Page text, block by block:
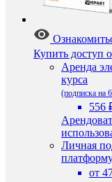
Купить доступ
Аренда
курса
(подписка на
556
Личная
от